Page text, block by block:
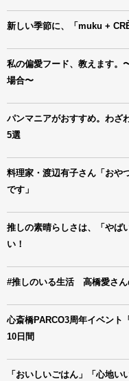
新しい季節に、「muku +
私の偏愛フード、教えます。
場合〜
パンマニアがおすすめ。わざ
5選
料理家・渡辺有子さん「おや
です」
推しの素晴らしさは、「やば
い！
#推しのいる生活 高橋愛さん
心斎橋PARCO3周年イベント
10日間
「おいしいごはん」「心地